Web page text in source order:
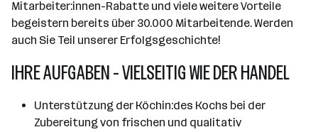
Mitarbeiter:innen-Rabatte und viele weitere Vorteile
begeistern bereits über 30.000 Mitarbeitende. Werden
auch Sie Teil unserer Erfolgsgeschichte!
IHRE AUFGABEN - VIELSEITIG WIE DER HANDEL
Unterstützung der Köchin:des Kochs bei der
Zubereitung von frischen und qualitativ